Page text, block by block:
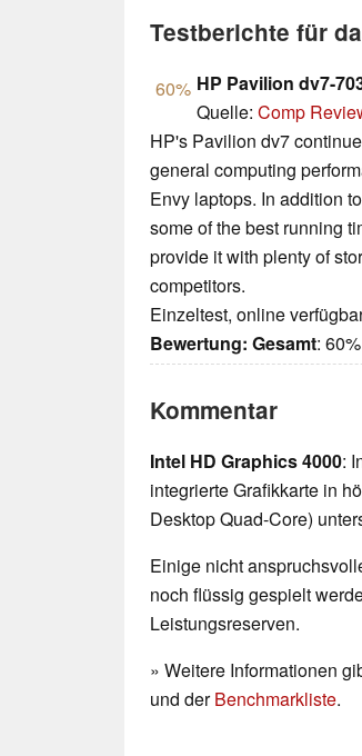
Testberichte für
60% HP Pavilion dv7-
Quelle: Comp
HP's Pavilion dv7
general computing
Envy laptops. In addition
some of the best running
provide it with plenty of
competitors.
Einzeltest, online
Bewertung: Gesamt: 60%
Kommentar
Intel HD Graphics 4000:
integrierte Grafikkarte in
Desktop Quad-Core)
Einige nicht
noch flüssig gespielt
Leistungsreserven.
» Weitere Informationen
und derBenchmarkliste.